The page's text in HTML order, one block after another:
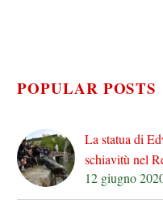
POPULAR POSTS
La statua di
schiavitù nel
12 giugno